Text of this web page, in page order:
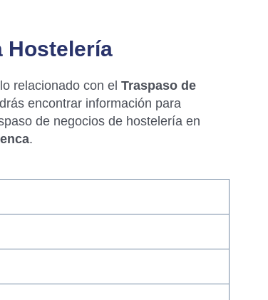
Hostelería
relacionado con elTraspaso de
encontrar información para
de negocios de hostelería en
.